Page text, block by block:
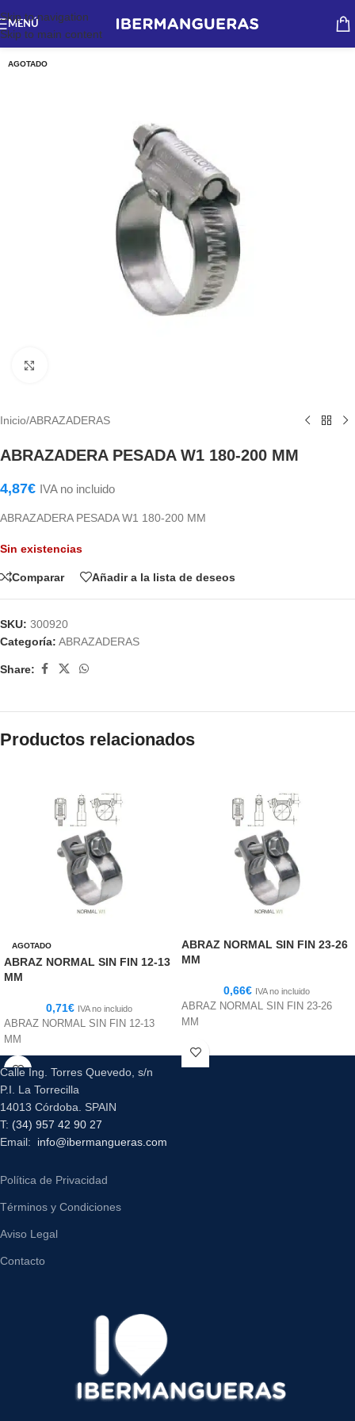
Skip to navigation
Skip to main content
MENÚ
AGOTADO
Inicio/ABRAZADERAS
ABRAZADERA PESADA W1 180-200 MM
4,87€ IVA no incluido
ABRAZADERA PESADA W1 180-200 MM
Sin existencias
Comparar Añadir a la lista de deseos
SKU: 300920
Categoría: ABRAZADERAS
Share:
Productos relacionados
AGOTADO
ABRAZ NORMAL SIN FIN 12-13
MM
0,71€ IVA no incluido
ABRAZ NORMAL SIN FIN 12-13
MM
ABRAZ NORMAL SIN FIN 23-26
MM
0,66€ IVA no incluido
ABRAZ NORMAL SIN FIN 23-26
MM
Calle Ing. Torres Quevedo, s/n
P.I. La Torrecilla
14013 Córdoba. SPAIN
T: (34) 957 42 90 27
Email: info@ibermangueras.com
Política de Privacidad
Términos y Condiciones
Aviso Legal
Contacto